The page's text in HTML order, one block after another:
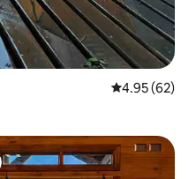
Calificación
4.95 (62)